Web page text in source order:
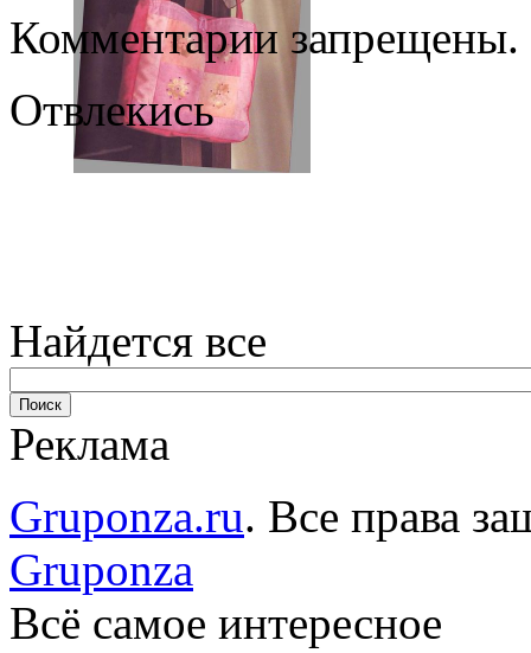
Комментарии запрещены.
Отвлекись
Найдется все
Реклама
Gruponza.ru. Все права
Gruponza
Всё самое интересное